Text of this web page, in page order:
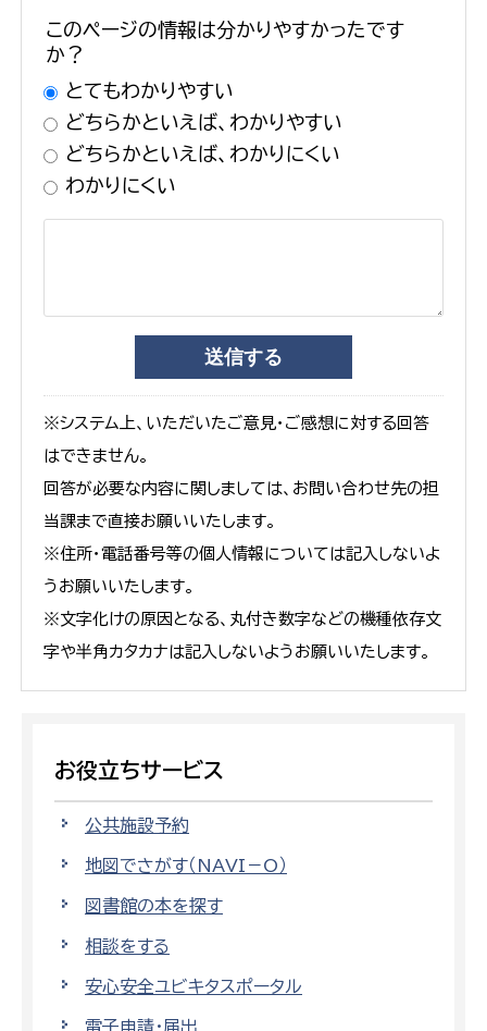
このページの情報は分かりやすかったです
か？
とてもわかりやすい
どちらかといえば、わかりやすい
どちらかといえば、わかりにくい
わかりにくい
※システム上、いただいたご意見・ご感想に対する回答
はできません。
回答が必要な内容に関しましては、お問い合わせ先の担
当課まで直接お願いいたします。
※住所・電話番号等の個人情報については記入しないよ
うお願いいたします。
※文字化けの原因となる、丸付き数字などの機種依存文
字や半角カタカナは記入しないようお願いいたします。
お役立ちサービス
公共施設予約
地図でさがす（NAVI－O）
図書館の本を探す
相談をする
安心安全ユビキタスポータル
電子申請・届出